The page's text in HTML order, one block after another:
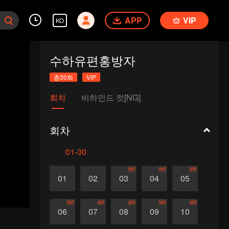
KO APP VIP
수하유편홍방자
총30회 VIP
회차 비하인드 컷[NG]
회차
01-30
01 02 03
VIP
04
VIP
05
VIP
06
VIP
07
VIP
08
VIP
09
VIP
10
VIP